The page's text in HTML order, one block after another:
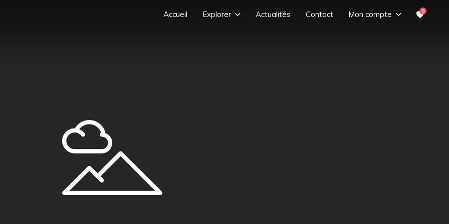
Accueil Explorer Actualités Contact Mon compte 0